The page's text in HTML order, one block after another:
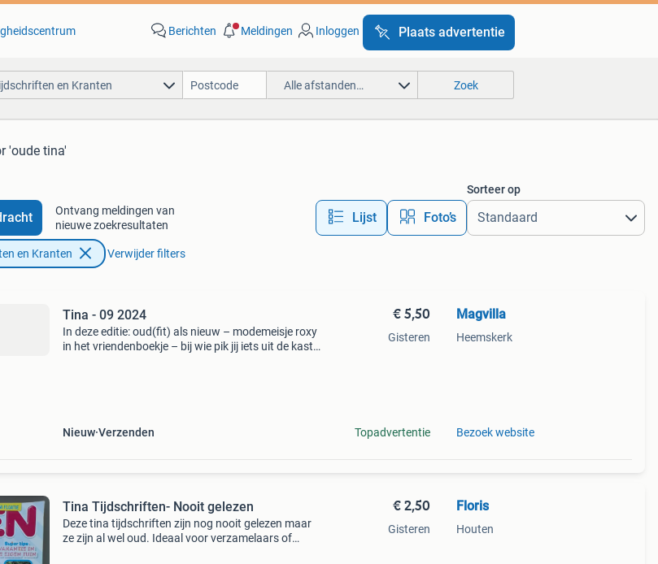
Berichten Meldingen Inloggen Plaats advertentie
en Kranten Alle afstanden… Zoek
'oude tina'
Ontvang meldingen van
nieuwe zoekresultaten
Lijst Foto’s
Sorteer op
en Kranten Verwijder filters
Tina - 09 2024
In deze editie: oud(fit) als nieuw – modemeisje roxy
in het vriendenboekje – bij wie pik jij iets uit de kast?
Nieuw Verzenden
€ 5,50
Gisteren
Topadvertentie
Magvilla
Heemskerk
Bezoek website
Tina Tijdschriften- Nooit gelezen
Deze tina tijdschriften zijn nog nooit gelezen maar
ze zijn al wel oud. Ideaal voor verzamelaars of
€ 2,50
Gisteren
Floris
Houten